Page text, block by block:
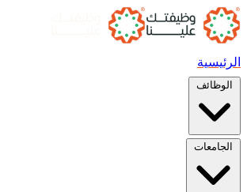
الرئيسية
الوظائف
الجامعات